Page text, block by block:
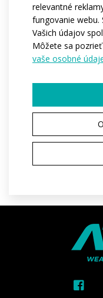
relevantné
fungovanie webu.
Vašich údajov
Môžete sa pozrieť
vaše osobné
Kód:
at46
Varianty:
Veľkosti dospelí:
XS /
SPÝTAŤ SA